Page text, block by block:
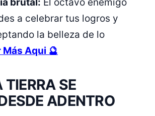
a celebrar tus logros y
la belleza de lo
Más Aqui 🔮
TIERRA SE
ADENTRO